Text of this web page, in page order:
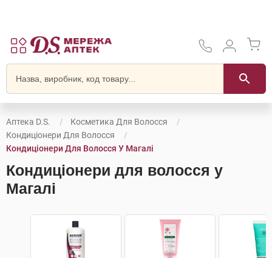
Аптека D.S.
Косметика Для Волосся
Кондиціонери Для Волосся
Кондиціонери Для Волосся У Магалі
Кондиціонери для волосся у
Магалі